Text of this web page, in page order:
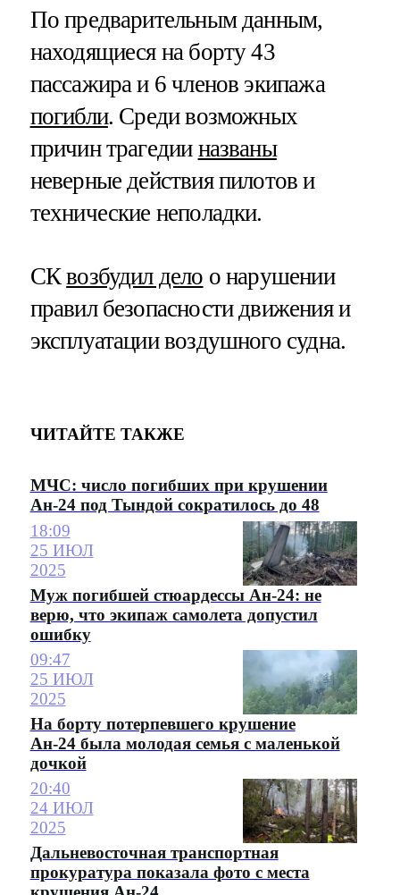
По предварительным данным,
находящиеся на борту 43
пассажира и 6 членов экипажа
погибли. Среди возможных
причин трагедии названы
неверные действия пилотов и
технические неполадки.
СКвозбудил дело о нарушении
правил безопасности движения и
эксплуатации воздушного судна.
ЧИТАЙТЕ ТАКЖЕ
МЧС: число погибших при крушении
Ан-24 под Тындой сократилось до 48
18:09
25 ИЮЛ
2025
Муж погибшей стюардессы Ан-24: не
верю, что экипаж самолета допустил
ошибку
09:47
25 ИЮЛ
2025
На борту потерпевшего крушение
Ан-24 была молодая семья с маленькой
дочкой
20:40
24 ИЮЛ
2025
Дальневосточная транспортная
прокуратура показала фото с места